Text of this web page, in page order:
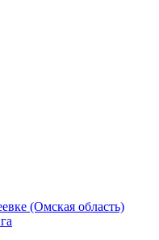
(Омская область)